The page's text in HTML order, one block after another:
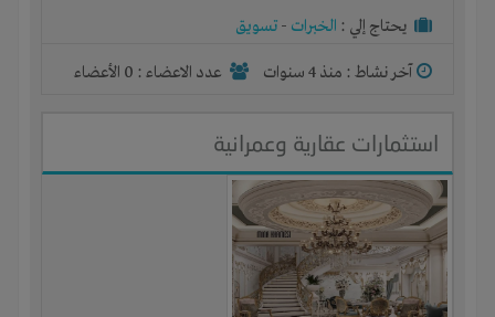
يحتاج إلي : الخبرات - تسويق
آخر نشاط : منذ 4 سنوات عدد الاعضاء : 0 الأعضاء
استثمارات عقارية وعمرانية